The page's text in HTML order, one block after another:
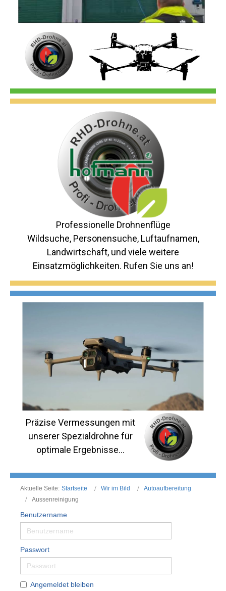
Professionelle Drohnenflüge
Wildsuche, Personensuche, Luftaufnamen,
Landwirtschaft, und viele weitere
Einsatzmöglichkeiten. Rufen Sie uns an!
Präzise Vermessungen mit
unserer Spezialdrohne für
optimale Ergebnisse...
Aktuelle Seite: Startseite Wir im Bild
Autoaufbereitung
Aussenreinigung
Benutzername
Passwort
Angemeldet bleiben